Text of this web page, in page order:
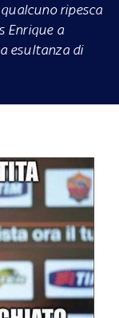
ripesca
Enrique a
esultanza di